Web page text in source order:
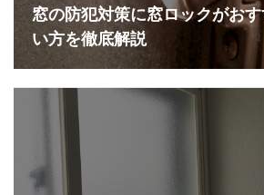
窓の防犯対策に窓ロックがお
い方を徹底解説